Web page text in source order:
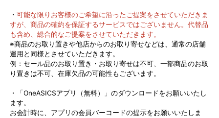
・ 可能な限りお客様のご希望に沿ったご提案をさせていただきま
すが、商品の確約を保証するサービスではございません。代替品
も含め、総合的なご提案をさせていただきます。
※商品のお取り置きや他店からのお取り寄せなどは、通常の店舗
運用と同様とさせていただきます。
例：セール品のお取り置き・お取り寄せは不可、一部商品のお取
り置きは不可、在庫欠品の可能性もございます。
・「OneASICSアプリ（無料）」のダウンロードをお願いいたし
ます。
お会計時に、アプリの会員バーコードの提示をお願いいたしま